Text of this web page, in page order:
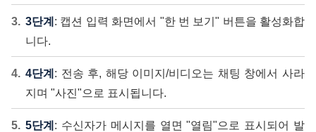
3단계 : 캡션 입력 화면에서 "한 번 보기" 버튼을 활성화합
니다.
4단계 : 전송 후, 해당 이미지/비디오는 채팅 창에서 사라
지며 "사진"으로 표시됩니다.
5단계 : 수신자가 메시지를 열면 "열림"으로 표시되어 발